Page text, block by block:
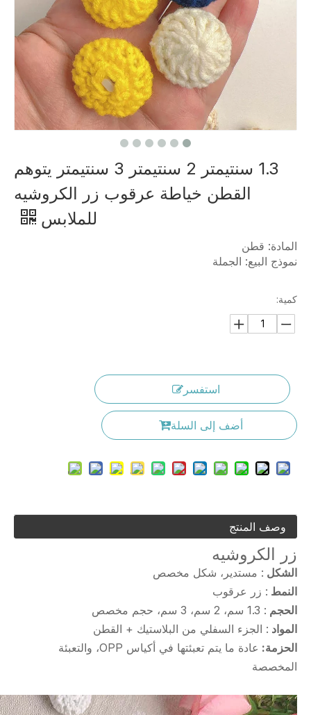
1.3 سنتيمتر 2 سنتيمتر 3 سنتيمتر يتوهم
القطن خياطة عرقوب زر الكروشيه
للملابس
المادة: قطن
نموذج البيع: الجملة
كمية:
استفسر
أضف إلى السلة
وصف المنتج
زر الكروشيه
الشكل : مستدير، شكل مخصص
النمط : زر عرقوب
الحجم : 1.3 سم، 2 سم، 3 سم، حجم مخصص
المواد : الجزء السفلي من البلاستيك + القطن
الحزمة:
عادة ما يتم تعبئتها في أكياس OPP، والتعبئة
المخصصة